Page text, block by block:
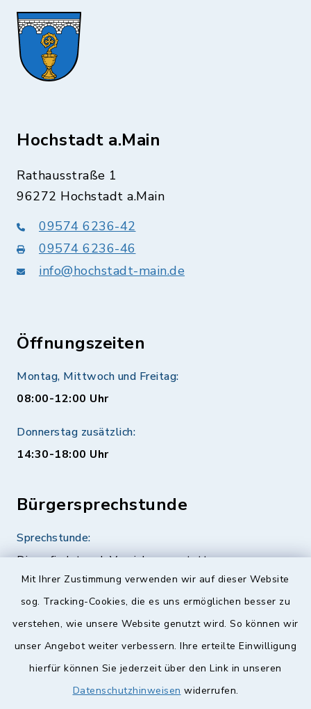
Mit Ihrer Zustimmung verwenden wir auf dieser Website
sog. Tracking-Cookies, die es uns ermöglichen besser zu
verstehen, wie unsere Website genutzt wird. So können wir
unser Angebot weiter verbessern. Ihre erteilte Einwilligung
hierfür können Sie jederzeit über den Link in unseren
Datenschutzhinweisen widerrufen.
Hochstadt a.Main
Rathausstraße 1
96272 Hochstadt a.Main
09574 6236-42
09574 6236-46
info@hochstadt-main.de
Öffnungszeiten
Montag, Mittwoch und Freitag:
08:00-12:00 Uhr
Donnerstag zusätzlich:
14:30-18:00 Uhr
Bürgersprechstunde
Sprechstunde:
Diese findet nach Vereinbarung statt.
Weitere Informationen finden Sie hier.
Quicklinks
Landkreis Lichtenfels